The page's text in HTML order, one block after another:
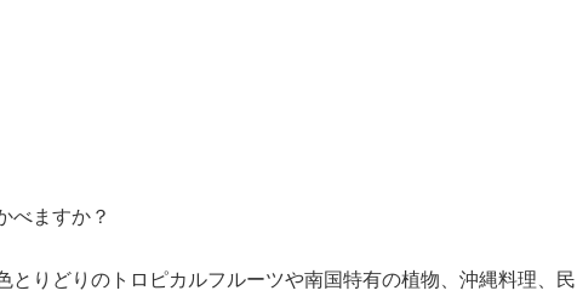
べますか？
とりどりのトロピカルフルーツや南国特有の植物、沖縄料理、民